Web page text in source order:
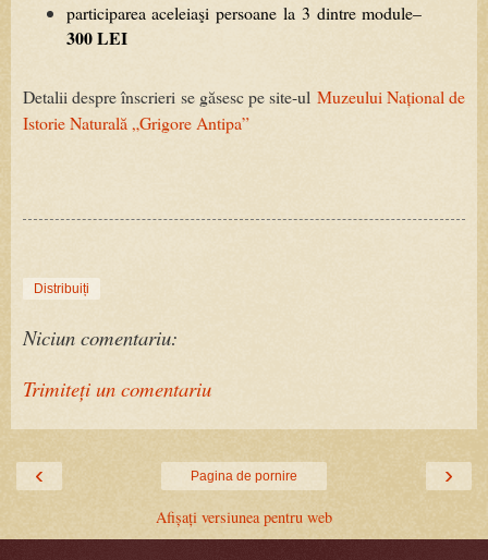
participarea aceleiaşi persoane la 3 dintre module–
300LEI
Detalii despre înscrieri se găsesc pe site-ul Muzeului Național de
Istorie Naturală „Grigore Antipa”
Distribuiți
Niciun comentariu:
Trimiteți un comentariu
‹ ›
Pagina de pornire
Afișați versiunea pentru web